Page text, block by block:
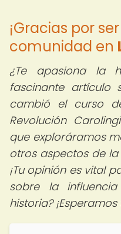
¡Gracias por
comunidad en
¿Te apasiona la
fascinante artículo
cambió el curso
Revolución
que exploráramos
otros aspectos de
¡Tu opinión es vital
sobre la
historia?